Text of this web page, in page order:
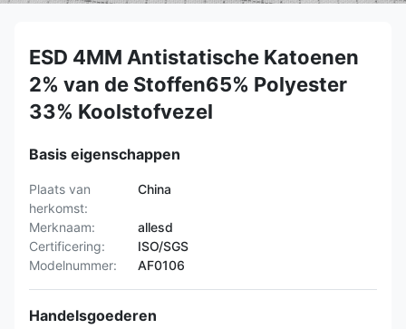
ESD 4MM Antistatische Katoenen
2% van de Stoffen65% Polyester
33% Koolstofvezel
Basis eigenschappen
Plaats van
herkomst:
China
Merknaam:
allesd
Certificering:
ISO/SGS
Modelnummer:
AF0106
Handelsgoederen